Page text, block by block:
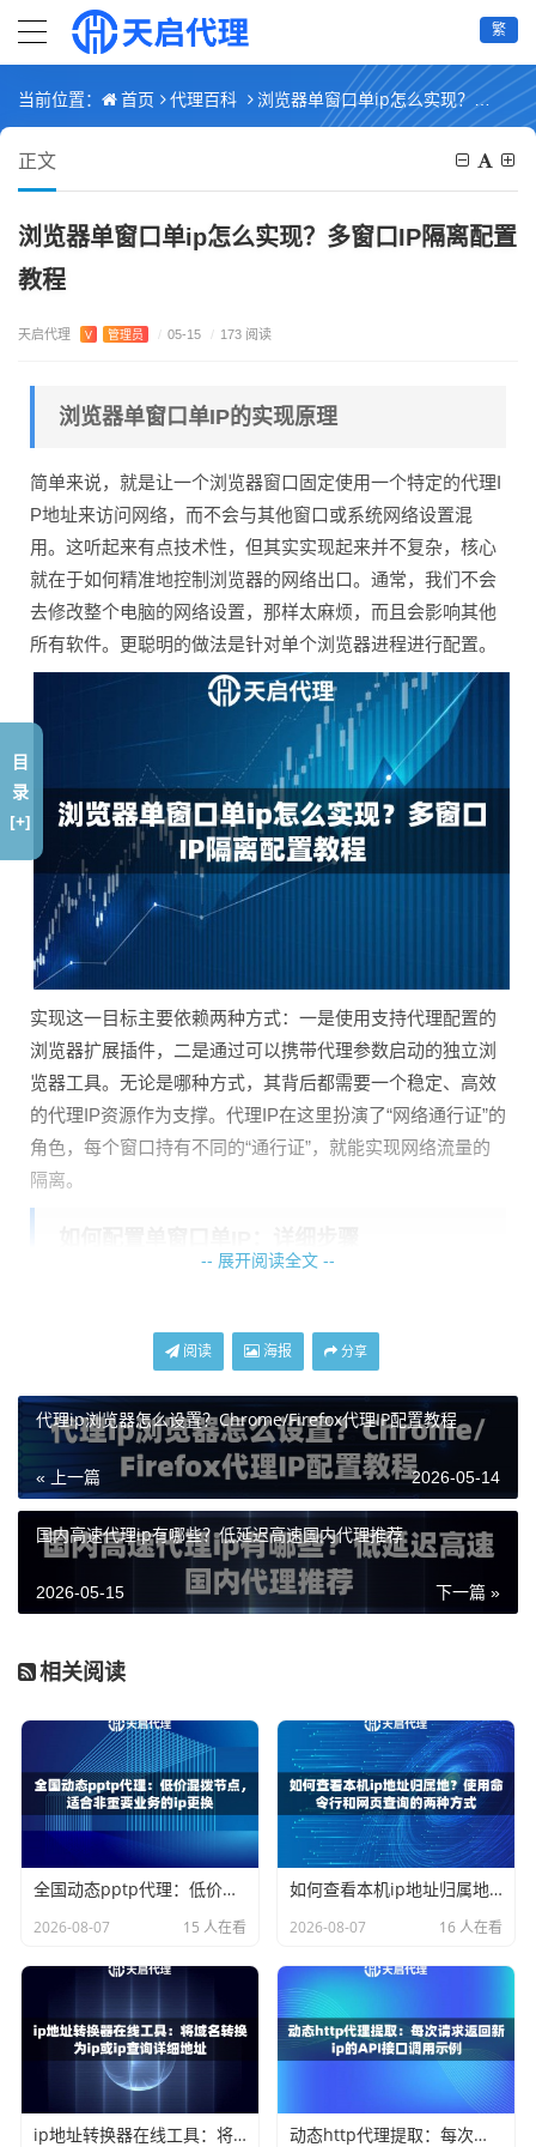
繁
当前位置： 首页 代理百科 浏览器单窗口单ip怎么实现？多窗口IP隔离配置教程
正文
浏览器单窗口单ip怎么实现？多窗口IP隔离配置
教程
天启代理 V 管理员 / 05-15 / 173 阅读
浏览器单窗口单IP的实现原理
简单来说，就是让一个浏览器窗口固定使用一个特定的代理I
P地址来访问网络，而不会与其他窗口或系统网络设置混
用。这听起来有点技术性，但其实实现起来并不复杂，核心
就在于如何精准地控制浏览器的网络出口。通常，我们不会
去修改整个电脑的网络设置，那样太麻烦，而且会影响其他
所有软件。更聪明的做法是针对单个浏览器进程进行配置。
实现这一目标主要依赖两种方式：一是使用支持代理配置的
浏览器扩展插件，二是通过可以携带代理参数启动的独立浏
览器工具。无论是哪种方式，其背后都需要一个稳定、高效
的代理IP资源作为支撑。代理IP在这里扮演了“网络通行证”的
角色，每个窗口持有不同的“通行证”，就能实现网络流量的
隔离。
拥有了天启代理的API提取链接或代理服务器地址、端口、
用户名和密码。
方法一：使用便携式浏览器配合命令行
这是实现单窗口单IP隔离非常干净和可控的方法。 1. 你需要
一个可以独立运行的便携版浏览器（如Chrome、Firefox的便
携版本）。 2. 为这个浏览器创建一个单独的启动快捷方式。
3. 右键点击这个快捷方式，选择“属性”，在“目标”栏的原有路
径末尾，添加以下启动参数（以天启代理的HTTP协议为
xy-auth=用户名:密码
qiip.com，端口31112 ，用户名和密码均为tianqi_tes
t，那么添加的参数就是：
--proxy-server=http://proxy.tianqiip.com:311
12 --proxy-auth=tianqi_test:tianqi_test 4. 点
击“确定”保存。以后每次通过这个快捷方式启动的浏览器窗
你可以为不同的IP创建多个不同配置的快捷方式，从而实现
多窗口不同IP。
方法二：使用专业的浏览器多开管理工具
市面上有一些专门为电商、营销、数据采集等场景设计的浏
览器管理工具。这些工具的核心功能就是为每个浏览器窗口
（或指纹）绑定独立的代理IP。你只需要在工具的代理设置
-- 展开阅读全文 --
阅读 海报 分享
代理ip浏览器怎么设置？Chrome/Firefox代理IP配置教程
« 上一篇 2026-05-14
国内高速代理ip有哪些？低延迟高速国内代理推荐
下一篇 »
2026-05-15
相关阅读
全国动态pptp代理：低价混拨节点，适合非重要业务的ip更换
2026-08-07 15 人在看
如何查看本机ip地址归属地？使用命令行和网页查询的两种方式
2026-08-07 16 人在看
ip地址转换器在线工具：将域名转换为ip或ip查询详细地址 动态http代理提取：每次请求返回新ip的API接口调用示例
目
录
[+]